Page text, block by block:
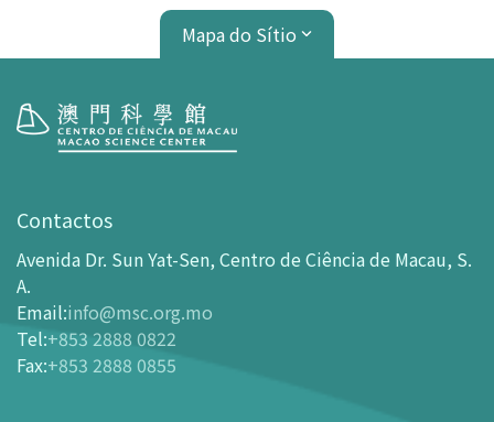
Mapa do Sítio
Horário de Funcionamento
Como chegar ao MSC
Bilheteira
- Comprar Ingressos On-line
- Ingressos e Tabela de Descontos
Contactos
Avenida Dr. Sun Yat-Sen, Centro de Ciência de Macau, S.
A.
Email:info@msc.org.mo
Tel:+853 2888 0822
Fax:+853 2888 0855